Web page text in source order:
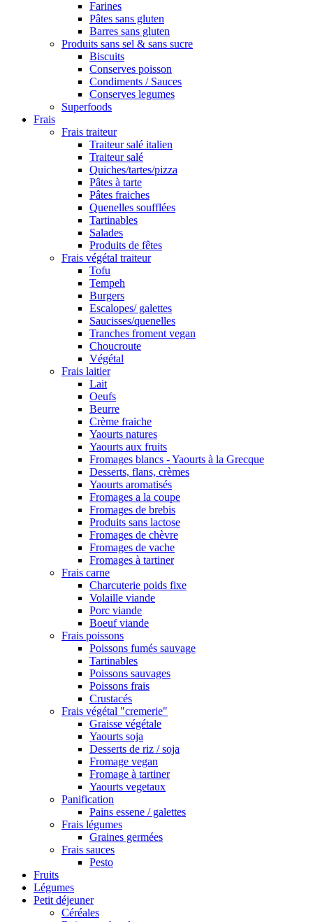
Farines
Pâtes sans gluten
Barres sans gluten
Produits sans sel & sans sucre
Biscuits
Conserves poisson
Condiments / Sauces
Conserves legumes
Superfoods
Frais
Frais traiteur
Traiteur salé italien
Traiteur salé
Quiches/tartes/pizza
Pâtes à tarte
Pâtes fraiches
Quenelles soufflées
Tartinables
Salades
Produits de fêtes
Frais végétal traiteur
Tofu
Tempeh
Burgers
Escalopes/ galettes
Saucisses/quenelles
Tranches froment vegan
Choucroute
Végétal
Frais laitier
Lait
Oeufs
Beurre
Crème fraiche
Yaourts natures
Yaourts aux fruits
Fromages blancs - Yaourts à la Grecque
Desserts, flans, crèmes
Yaourts aromatisés
Fromages a la coupe
Fromages de brebis
Produits sans lactose
Fromages de chèvre
Fromages de vache
Fromages à tartiner
Frais carne
Charcuterie poids fixe
Volaille viande
Porc viande
Boeuf viande
Frais poissons
Poissons fumés sauvage
Tartinables
Poissons sauvages
Poissons frais
Crustacés
Frais végétal "cremerie"
Graisse végétale
Yaourts soja
Desserts de riz / soja
Fromage vegan
Fromage à tartiner
Yaourts vegetaux
Panification
Pains essene / galettes
Frais légumes
Graines germées
Frais sauces
Pesto
Fruits
Légumes
Petit déjeuner
Céréales